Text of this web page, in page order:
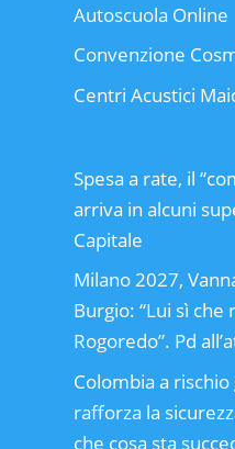
Autoscuola Online
Convenzione
Centri Acustici
Spesa a rate, il
arriva in alcuni
Capitale
Milano 2027,
Burgio: “Lui sì
Rogoredo”. Pd
Colombia a
rafforza la
che cosa sta